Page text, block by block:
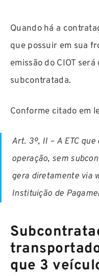
Quando há a
que possuir em sua
emissão do CIOT
subcontratada.
Conforme citado em
Art. 3º, II – A ETC
operação, sem
gera diretamente via
Instituição de
que 3